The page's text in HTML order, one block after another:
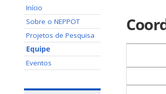
Início
Sobre o NEPPOT
Projetos de Pesquisa
Equipe
Eventos